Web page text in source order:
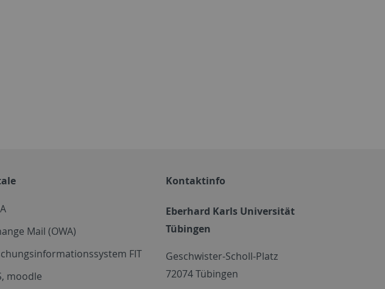
Mail (OWA)
FIT
moodle
Kontaktinfo
Eberhard Karls Universität
Tübingen
Geschwister-Scholl-Platz
72074 Tübingen